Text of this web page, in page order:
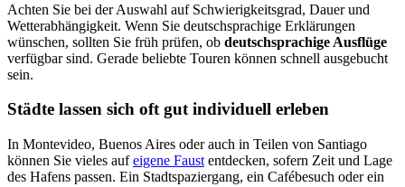
Achten Sie bei der Auswahl auf Schwierigkeitsgrad, Dauer und
Wetterabhängigkeit. Wenn Sie deutschsprachige Erklärungen
wünschen, sollten Sie früh prüfen, ob deutschsprachige Ausflüge
verfügbar sind. Gerade beliebte Touren können schnell ausgebucht
sein.
Städte lassen sich oft gut individuell erleben
In Montevideo, Buenos Aires oder auch in Teilen von Santiago
können Sie vieles aufeigene Faust entdecken, sofern Zeit und Lage
des Hafens passen. Ein Stadtspaziergang, ein Cafébesuch oder ein